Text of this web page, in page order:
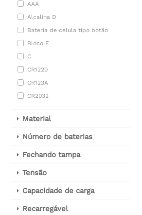
AAA
Alcalina D
Bateria de célula tipo botão
Bloco E
C
CR1220
CR123A
CR2032
Material
Número de baterias
Fechando tampa
Tensão
Capacidade de carga
Recarregável